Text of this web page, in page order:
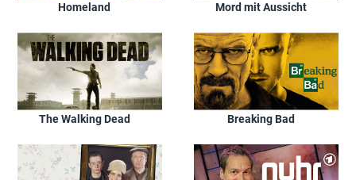
Homeland Mord mit Aussicht
The Walking Dead Breaking Bad